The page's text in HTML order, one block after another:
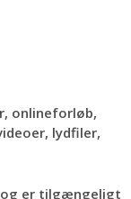
onlineforløb,
lydfiler,
og er tilgængeligt